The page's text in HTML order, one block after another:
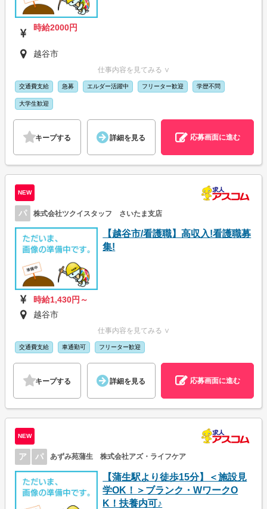
時給2000円
越谷市
仕事内容を見てみる ∨
交通費支給 急募 エルダー活躍中 フリーター歓迎 学歴不問
大学生歓迎
キープする 詳細を見る 応募画面に進む
NEW
パ 株式会社ツクイスタッフ さいたま支店
【越谷市/看護職】高収入!看護職募
集!
時給1,430円～
越谷市
仕事内容を見てみる ∨
交通費支給 車通勤可 フリーター歓迎
キープする 詳細を見る 応募画面に進む
NEW
ア パ あずみ苑蒲生 株式会社アズ・ライフケア
【蒲生駅より徒歩15分】＜施設見
学OK！＞ブランク・WワークO
K！扶養内可♪